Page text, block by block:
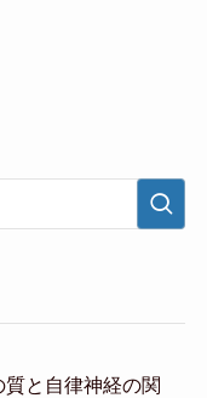
と自律神経の関